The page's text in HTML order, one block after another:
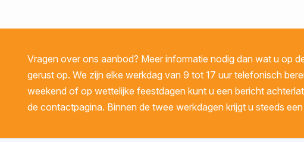
Vragen over ons aanbod? Meer informatie nodig dan wat u op
gerust op. We zijn elke werkdag van 9 tot 17 uur telefonisch
weekend of op wettelijke feestdagen kunt u een bericht
de contactpagina. Binnen de twee werkdagen krijgt u steeds